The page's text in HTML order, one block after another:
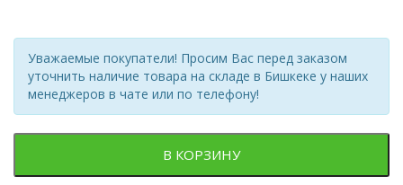
Уважаемые покупатели! Просим Вас перед заказом
уточнить наличие товара на складе в Бишкеке у наших
менеджеров в чате или по телефону!
В КОРЗИНУ